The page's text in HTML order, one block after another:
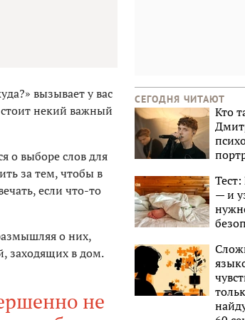
вызывает у вас
некий важный
о выборе слов для
за тем, чтобы в
если что-то
о них,
заходящих в дом.
не
СЕГОДНЯ ЧИТАЮТ
Кто
— и